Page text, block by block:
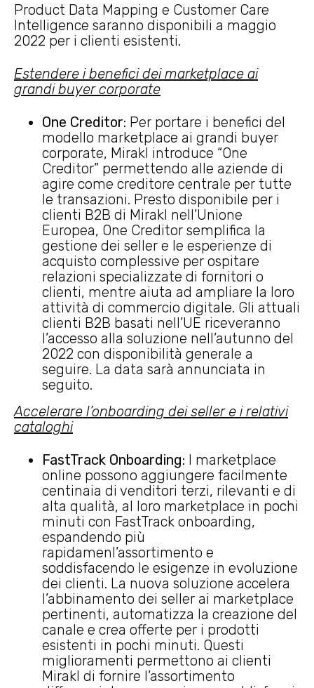
Product Data Mapping e Customer Care
Intelligence saranno disponibili a maggio
2022 per i clienti esistenti.
Estendere i benefici dei marketplace ai
grandi buyer corporate
One Creditor: Per portare i benefici del
modello marketplace ai grandi buyer
corporate, Mirakl introduce “One
Creditor” permettendo alle aziende di
agire come creditore centrale per tutte
le transazioni. Presto disponibile per i
clienti B2B di Mirakl nell’Unione
Europea, One Creditor semplifica la
gestione dei seller e le esperienze di
acquisto complessive per ospitare
relazioni specializzate di fornitori o
clienti, mentre aiuta ad ampliare la loro
attività di commercio digitale. Gli attuali
clienti B2B basati nell’UE riceveranno
l’accesso alla soluzione nell’autunno del
2022 con disponibilità generale a
seguire. La data sarà annunciata in
seguito.
Accelerare l’onboarding dei seller e i relativi
cataloghi
FastTrack Onboarding: I marketplace
online possono aggiungere facilmente
centinaia di venditori terzi, rilevanti e di
alta qualità, al loro marketplace in pochi
minuti con FastTrack onboarding,
espandendo più
rapidamenl’assortimento e
soddisfacendo le esigenze in evoluzione
dei clienti. La nuova soluzione accelera
l’abbinamento dei seller ai marketplace
pertinenti, automatizza la creazione del
canale e crea offerte per i prodotti
esistenti in pochi minuti. Questi
miglioramenti permettono ai clienti
Mirakl di fornire l’assortimento